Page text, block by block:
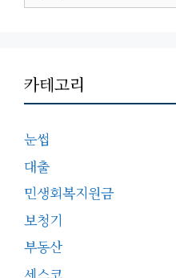
카테고리
눈썹
대출
민생회복지원금
보청기
부동산
세스코